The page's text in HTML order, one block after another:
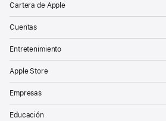
Cartera de Apple
Cuentas
Entretenimiento
Apple Store
Empresas
Educación